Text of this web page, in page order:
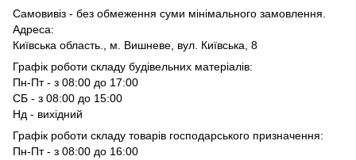
Самовивіз - без обмеження суми мінімального замовлення.
Адреса:
Київська область., м. Вишневе, вул. Київська, 8
Графік роботи складу будівельних матеріалів:
Пн-Пт - з 08:00 до 17:00
СБ - з 08:00 до 15:00
Нд - вихідний
Графік роботи складу товарів господарського призначення:
Пн-Пт - з 08:00 до 16:00